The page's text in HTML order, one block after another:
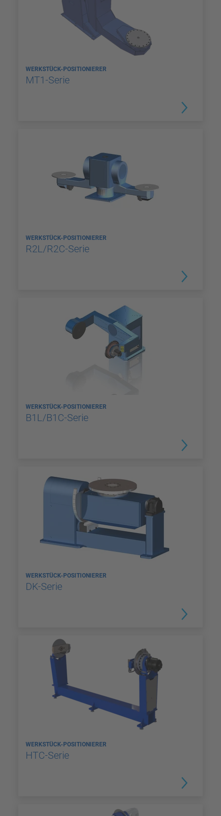
WERKSTÜCK-POSITIONIERER
MT1-Serie
WERKSTÜCK-POSITIONIERER
R2L/R2C-Serie
WERKSTÜCK-POSITIONIERER
B1L/B1C-Serie
WERKSTÜCK-POSITIONIERER
DK-Serie
WERKSTÜCK-POSITIONIERER
HTC-Serie